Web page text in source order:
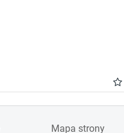
Mapa strony